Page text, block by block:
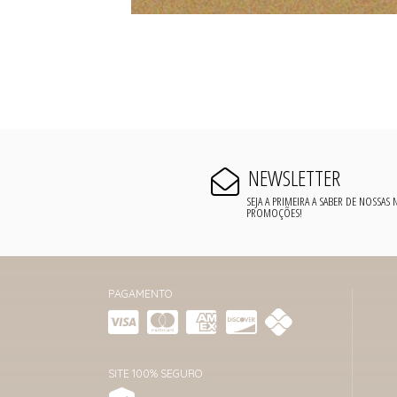
NEWSLETTER
SEJA A PRIMEIRA A SABER DE NOSSAS
PROMOÇÕES!
PAGAMENTO
SITE 100% SEGURO